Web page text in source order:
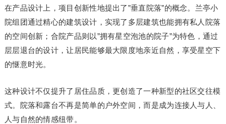
在产品设计上，项目创新性地提出了”垂直院落”的概念。兰亭小
院组团通过精心的建筑设计，实现了多层建筑也能拥有私人院落
的空间创新；合院产品则以”拥有星空泡池的院子”为特色，通过
层层退台的设计，让居民能够最大限度地亲近自然，享受星空下
的惬意时光。
这种设计不仅提升了居住品质，更创造了一种新型的社区交往模
式。院落和露台不再是简单的户外空间，而是成为连接人与人、
人与自然的情感纽带。